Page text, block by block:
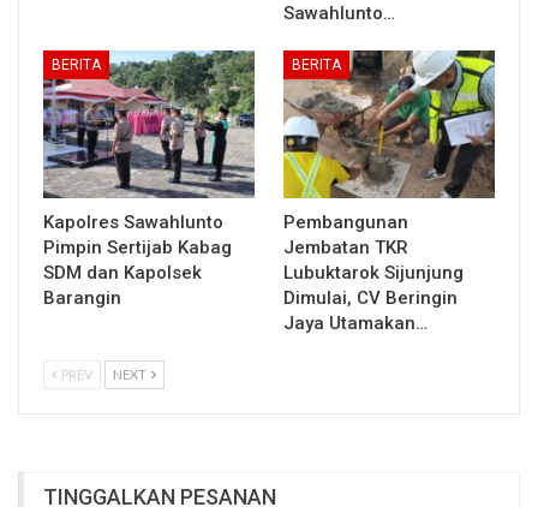
Sawahlunto…
BERITA
Kapolres Sawahlunto
Pimpin Sertijab Kabag
SDM dan Kapolsek
Barangin
BERITA
Pembangunan
Jembatan TKR
Lubuktarok Sijunjung
Dimulai, CV Beringin
Jaya Utamakan…
PREV NEXT
TINGGALKAN PESANAN